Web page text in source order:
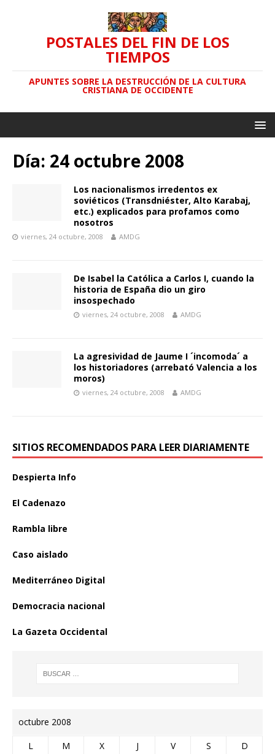
POSTALES DEL FIN DE LOS
TIEMPOS
APUNTES SOBRE LA DESTRUCCIÓN DE LA CULTURA
CRISTIANA DE OCCIDENTE
Día: 24 octubre 2008
Los nacionalismos irredentos ex
soviéticos (Transdniéster, Alto Karabaj,
etc.) explicados para profamos como
nosotros
viernes, 24 octubre, 2008 AMDG
De Isabel la Católica a Carlos I, cuando la
historia de España dio un giro
insospechado
viernes, 24 octubre, 2008 AMDG
La agresividad de Jaume I ´incomoda´ a
los historiadores (arrebató Valencia a los
moros)
viernes, 24 octubre, 2008 AMDG
SITIOS RECOMENDADOS PARA LEER DIARIAMENTE
Despierta Info
El Cadenazo
Rambla libre
Caso aislado
Mediterráneo Digital
Democracia nacional
La Gazeta Occidental
octubre 2008
L M X J V S D